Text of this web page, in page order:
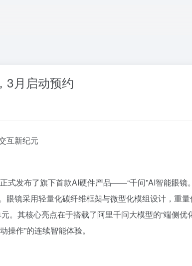
3月启动预约
互新纪元
式发布了旗下首款AI硬件产品——“千问”AI智能眼镜
眼镜采用轻量化碳纤维框架与微型化模组设计，重
。其核心亮点在于搭载了阿里千问大模型的“端侧优
作”的连续智能体验。